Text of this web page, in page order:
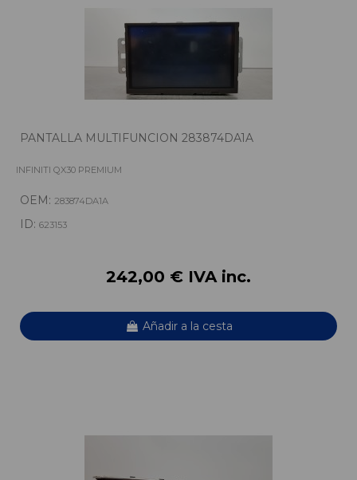
PANTALLA MULTIFUNCION 283874DA1A
INFINITI QX30 PREMIUM
OEM: 283874DA1A
ID: 623153
242,00 € IVA inc.
Añadir a la cesta